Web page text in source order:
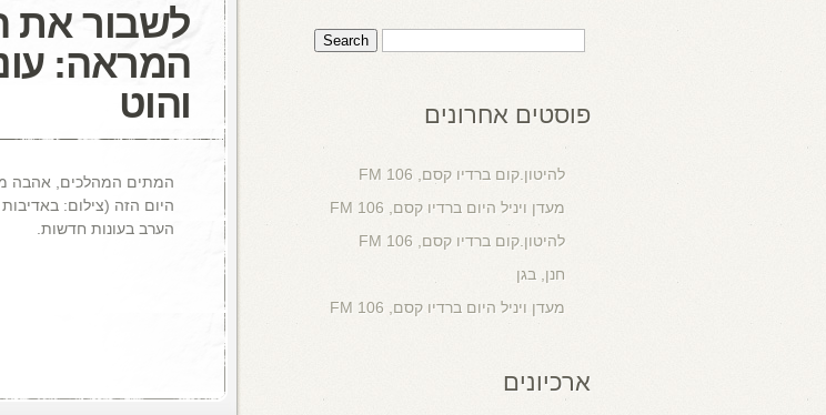
לשבור את
המראה:
והוט
המתים המהלכים, אהבה
הערב בעונות חדשות.
פוסטים אחרונים
להיטון.קום ברדיו קסם, 106 FM
מעדן ויניל היום ברדיו קסם, 106 FM
להיטון.קום ברדיו קסם, 106 FM
חנן, בגן
מעדן ויניל היום ברדיו קסם, 106 FM
ארכיונים